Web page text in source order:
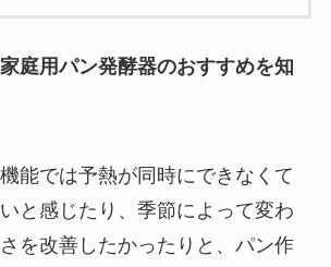
家庭用パン発酵器のおすすめを知
能では予熱が同時にできなくて
と感じたり、季節によって変わ
を改善したかったりと、 パン作